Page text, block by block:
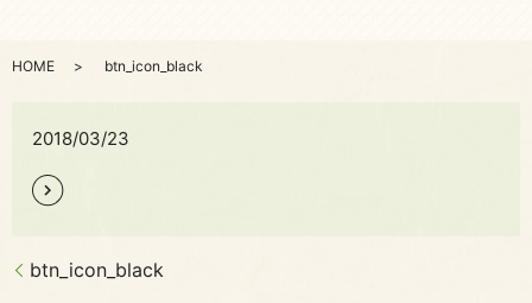
HOME btn_icon_black
2018/03/23
btn_icon_black